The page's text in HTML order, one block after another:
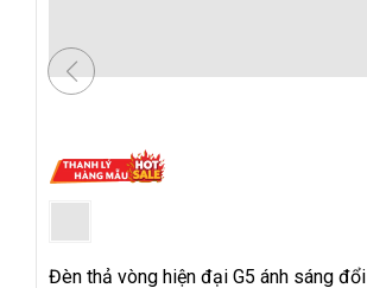
Đèn thả vòng hiện đại G5 ánh sáng đổi